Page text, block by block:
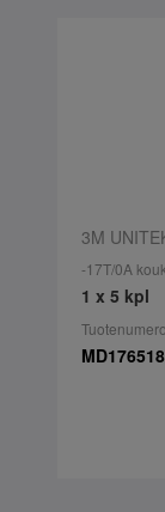
3M
-17T/0A
1 x 5 kpl
MD176518